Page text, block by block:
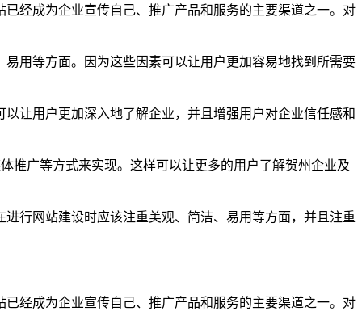
经成为企业宣传自己、推广产品和服务的主要渠道之一。对
用等方面。因为这些因素可以让用户更加容易地找到所需要
让用户更加深入地了解企业，并且增强用户对企业信任感和
推广等方式来实现。这样可以让更多的用户了解贺州企业及
行网站建设时应该注重美观、简洁、易用等方面，并且注重
经成为企业宣传自己、推广产品和服务的主要渠道之一。对